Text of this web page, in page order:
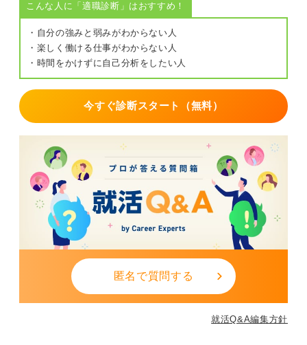
こんな人に「適職診断」はおすすめ！
・自分の強みと弱みがわからない人
・楽しく働ける仕事がわからない人
・時間をかけずに自己分析をしたい人
今すぐ診断スタート（無料）
匿名で質問する
就活Q&A編集方針